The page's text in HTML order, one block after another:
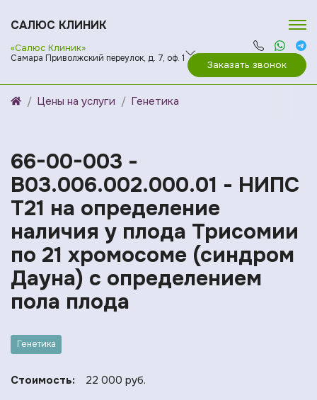
САЛЮС КЛИНИК
«Салюс Клиник»
Самара Приволжский переулок, д. 7, оф. 1
Заказать звонок
Цены на услуги Генетика
66-00-003 -
B03.006.002.000.01 - НИПС
Т21 на определение
наличия у плода Трисомии
по 21 хромосоме (синдром
Дауна) с определением
пола плода
Генетика
Стоимость: 22 000 руб.